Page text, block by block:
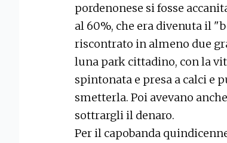
pordenonese si fosse
al 60%, che era divenuta il
riscontrato in almeno due
luna park cittadino, con la
spintonata e presa a calci e
smetterla. Poi avevano
sottrargli il denaro.
Per il capobanda